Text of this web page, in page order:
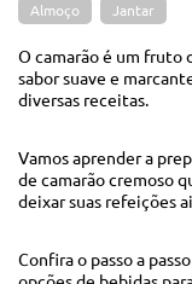
Almoço Jantar
O camarão é um fruto
sabor suave e
diversas receitas.
Vamos aprender a
de camarão cremoso
deixar suas refeições
Confira o passo a